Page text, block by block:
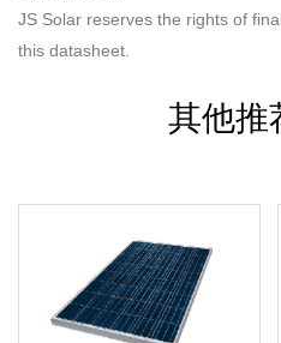
JS Solar reserves the rights of
this datasheet.
其他推